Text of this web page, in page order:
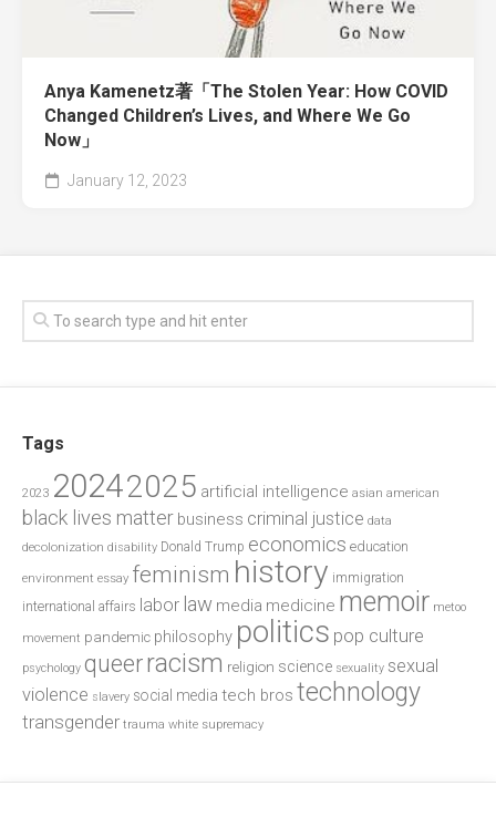
Anya Kamenetz著「The Stolen Year: How COVID
Changed Children’s Lives, and Where We Go
Now」
January 12, 2023
Tags
2023 20242025 artificial intelligence asian american
black lives matter business criminal justice data
decolonization disability Donald Trump economics education
environment essay feminism history immigration
international affairs labor law media medicine memoir metoo
movement pandemic philosophy politics pop culture
psychology queerracism religion science sexuality sexual
violence slavery social media tech bros technology
transgender trauma white supremacy